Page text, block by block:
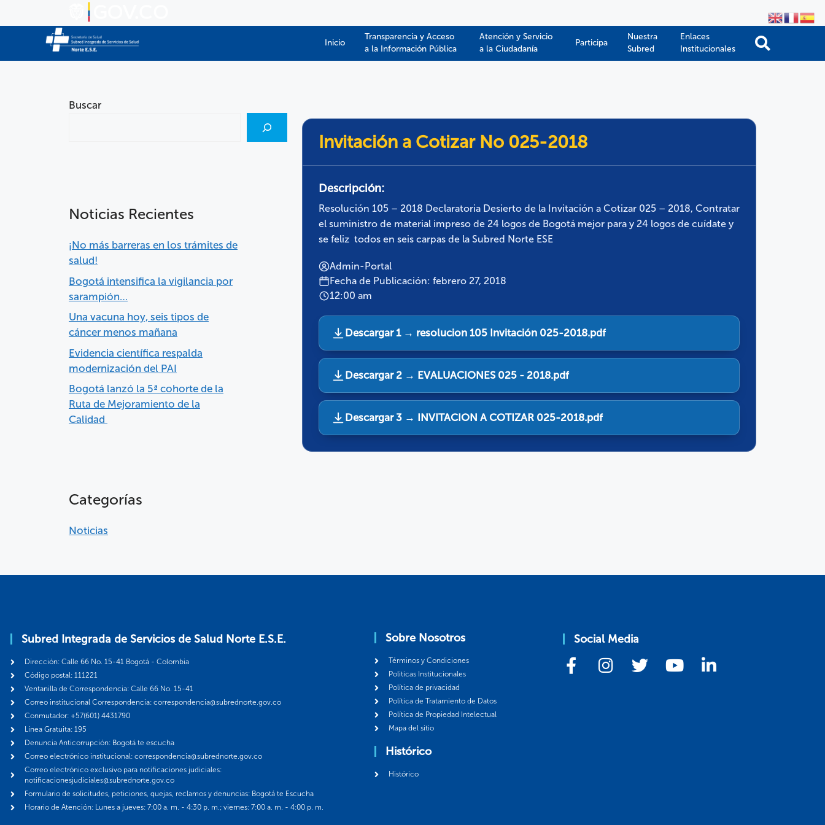
Inicio
Transparencia y Acceso
a la Información Pública​​
Atención y Servicio
a la Ciudadanía
Participa
Nuestra
Subred
Enlaces
Institucionales
Invitación a Cotizar No 025-2018
Descripción:
Resolución 105 – 2018 Declaratoria Desierto de la Invitación a Cotizar 025 – 2018, Contratar
el suministro de material impreso de 24 logos de Bogotá mejor para y 24 logos de cuídate y
se feliz todos en seis carpas de la Subred Norte ESE
Admin-Portal
Fecha de Publicación: febrero 27, 2018
12:00 am
Descargar 1 → resolucion 105 Invitación 025-2018.pdf
Descargar 2 → EVALUACIONES 025 - 2018.pdf
Descargar 3 → INVITACION A COTIZAR 025-2018.pdf
Buscar
Noticias Recientes
¡No más barreras en los trámites de
salud!
Bogotá intensifica la vigilancia por
sarampión…
Una vacuna hoy, seis tipos de
cáncer menos mañana
Evidencia científica respalda
modernización del PAI
Bogotá lanzó la 5ª cohorte de la
Ruta de Mejoramiento de la
Calidad
Categorías
Noticias
Subred Integrada de Servicios de Salud Norte E.S.E.
Dirección: Calle 66 No. 15-41 Bogotá - Colombia
Código postal: 111221
Ventanilla de Correspondencia: Calle 66 No. 15-41
Correo institucional Correspondencia: correspondencia@subrednorte.gov.co
Conmutador: +57(601) 4431790
Línea Gratuita: 195
Denuncia Anticorrupción: Bogotá te escucha
Correo electrónico institucional: correspondencia@subrednorte.gov.co
Correo electrónico exclusivo para notificaciones judiciales:
notificacionesjudiciales@subrednorte.gov.co
Formulario de solicitudes, peticiones, quejas, reclamos y denuncias: Bogotá te Escucha
Horario de Atención: Lunes a jueves: 7:00 a. m. - 4:30 p. m.; viernes: 7:00 a. m. - 4:00 p. m.
Sobre Nosotros
Términos y Condiciones
Politicas Institucionales
Política de privacidad
Política de Tratamiento de Datos
Política de Propiedad Intelectual
Mapa del sitio
Histórico
Histórico
Social Media